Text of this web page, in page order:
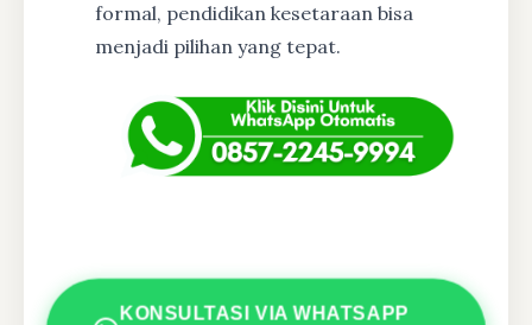
formal, pendidikan kesetaraan bisa
menjadi pilihan yang tepat.
KONSULTASI VIA WHATSAPP